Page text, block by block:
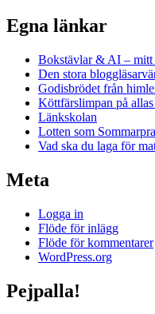
Egna länkar
Bokstävlar & AI – mitt
Den stora
Godisbrödet från
Köttfärslimpan på
Länkskolan
Lotten som
Vad ska du laga för
Meta
Logga in
Flöde för inlägg
Flöde för kommentarer
WordPress.org
Pejpalla!